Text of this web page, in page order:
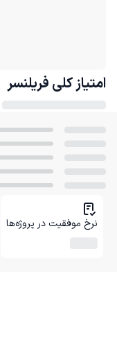
امتیاز کلی فریلنسر
نرخ موفقیت در پروژه‌ها